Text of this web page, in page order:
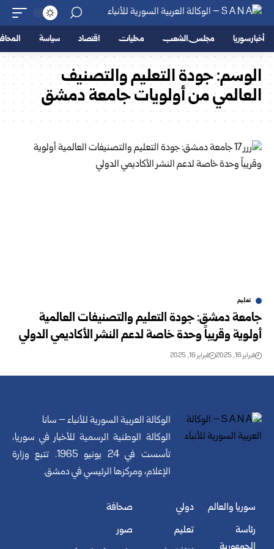
أخبار سوريا مجلس الشعب محليات اقتصاد سياسة
الوسم:جودة التعليم والتصنيف
العالمي من أولويات جامعة دمشق
تعليم
جامعة دمشق: جودة التعليم والتصنيفات العالمية
أولوية وقريباً وحدة ‏خاصة لدعم النشر الأكاديمي الدولي ‏
فبراير 16, 2025 فبراير 16, 2025
الوكالة العربية السورية للأنباء – سانا
الوكالة الوطنية الرسمية للأخبار في سوريا،
تأسست في 24 يونيو 1965. تتبع وزارة
الإعلام، ومركزها الرئيسي في دمشق.
سوريا والعالم
رئاسة
دولي
تعليم
صحافة
صور